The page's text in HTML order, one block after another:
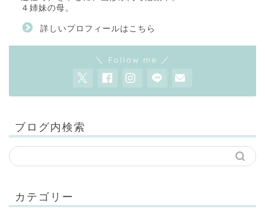
４姉妹の母。
詳しいプロフィールはこちら
＼ Follow me ／
ブログ内検索
カテゴリー